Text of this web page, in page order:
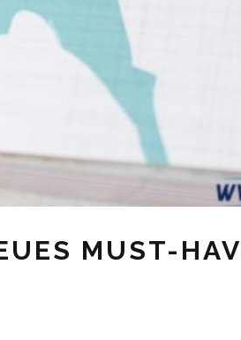
MUST-